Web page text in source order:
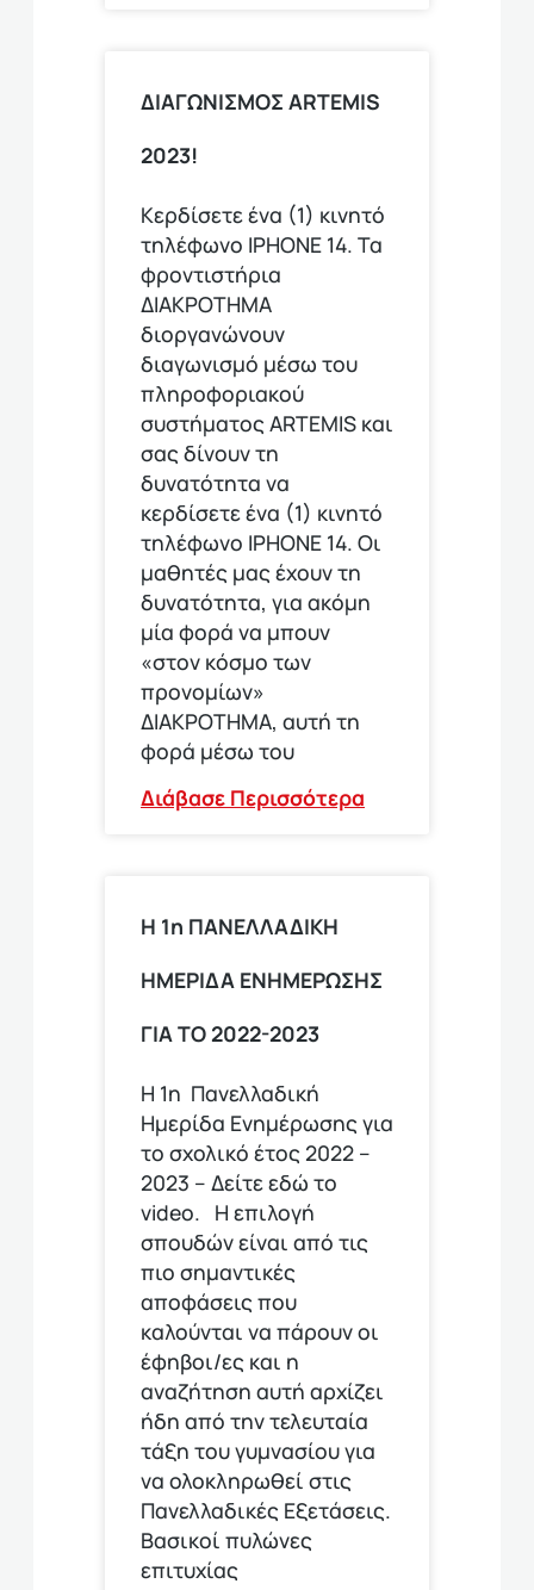
ΔΙΑΓΩΝΙΣΜΟΣ ARTEMIS
2023!
Κερδίσετε ένα (1) κινητό
τηλέφωνο ΙΡΗΟΝΕ 14. Τα
φροντιστήρια
ΔΙΑΚΡΟΤΗΜΑ
διοργανώνουν
διαγωνισμό μέσω του
πληροφοριακού
συστήματος ARTEMIS και
σας δίνουν τη
δυνατότητα να
κερδίσετε ένα (1) κινητό
τηλέφωνο ΙΡΗΟΝΕ 14. Οι
μαθητές μας έχουν τη
δυνατότητα, για ακόμη
μία φορά να μπουν
«στον κόσμο των
προνομίων»
ΔΙΑΚΡΟΤΗΜΑ, αυτή τη
φορά μέσω του
Διάβασε Περισσότερα
Η 1η ΠΑΝΕΛΛΑΔΙΚΗ
ΗΜΕΡΙΔΑ ΕΝΗΜΕΡΩΣΗΣ
ΓΙΑ ΤΟ 2022-2023
Η 1η Πανελλαδική
Ημερίδα Ενημέρωσης για
το σχολικό έτος 2022 –
2023 – Δείτε εδώ το
video. Η επιλογή
σπουδών είναι από τις
πιο σημαντικές
αποφάσεις που
καλούνται να πάρουν οι
έφηβοι/ες και η
αναζήτηση αυτή αρχίζει
ήδη από την τελευταία
τάξη του γυμνασίου για
να ολοκληρωθεί στις
Πανελλαδικές Εξετάσεις.
Βασικοί πυλώνες
επιτυχίας